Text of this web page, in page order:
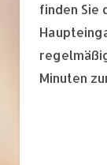
finden Sie
Minuten